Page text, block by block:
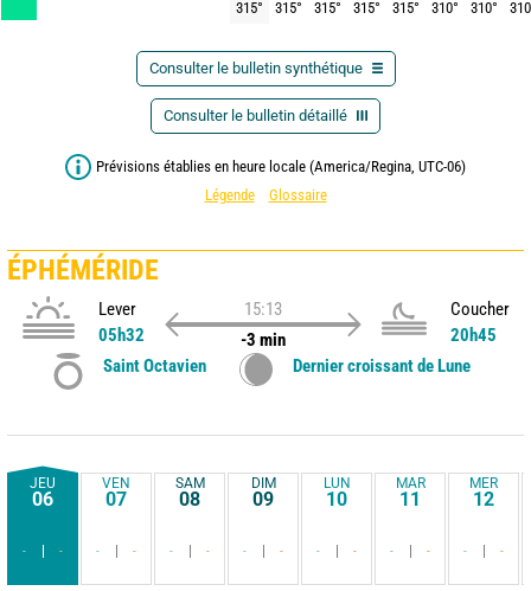
315° 315° 315° 315° 315° 310° 310° 310
Consulter le bulletin synthétique
Consulter le bulletin détaillé
Prévisions établies en heure locale (America/Regina, UTC-06)
Légende
Glossaire
ÉPHÉMÉRIDE
Lever
05h32
15:13
-3 min
Coucher
20h45
Saint Octavien
Dernier croissant de Lune
JEU
06
- -
VEN
07
- -
SAM
08
- -
DIM
09
- -
LUN
10
- -
MAR
11
- -
MER
12
- -